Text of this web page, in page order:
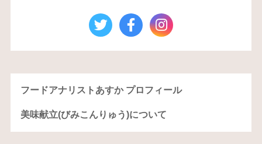
フードアナリストあすか プロフィール
美味献立(びみこんりゅう)について